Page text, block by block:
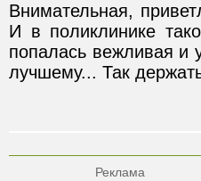
Внимательная,
И в поликлинике
попалась вежливая и
лучшему... Так
Реклама